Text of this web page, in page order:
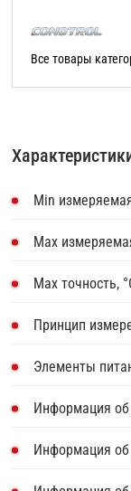
Min
Max
Max точность,
Принцип
Элементы
Информация
Информация
Все товары